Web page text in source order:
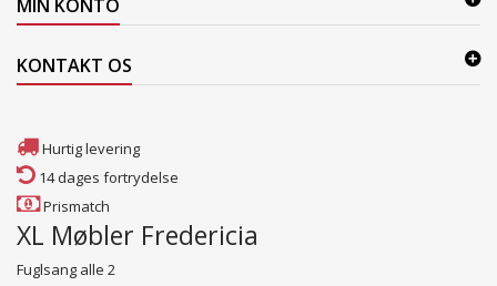
MIN KONTO
KONTAKT OS
Hurtig levering
14 dages fortrydelse
Prismatch
XL Møbler Fredericia
Fuglsang alle 2